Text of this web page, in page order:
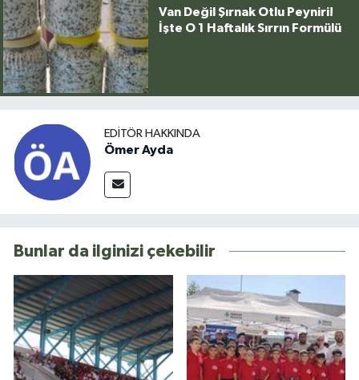
Van Değil Şırnak Otlu Peyniri!
İşte O 1 Haftalık Sırrın Formülü
EDITÖR HAKKINDA
Ömer Ayda
Bunlar da ilginizi çekebilir